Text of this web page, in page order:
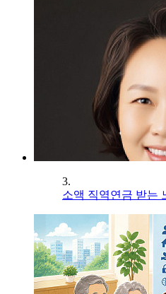
3.
소액 직역연금 받는